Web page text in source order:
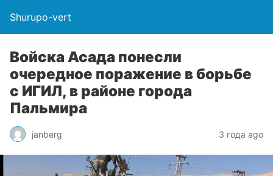
Shurupo-vert
Войска Асада понесли
очередное поражение в борьбе
с ИГИЛ, в районе города
Пальмира
janberg 3 года ago